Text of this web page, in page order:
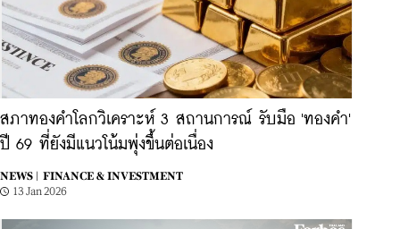
สภาทองคำโลกวิเคราะห์ 3 สถานการณ์ รับมือ 'ทองคำ'
ปี 69 ที่ยังมีแนวโน้มพุ่งขึ้นต่อเนื่อง
NEWS |
FINANCE & INVESTMENT
13 Jan 2026